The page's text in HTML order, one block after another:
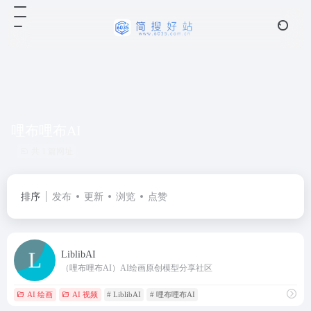
排序 发布 更新 浏览 点赞
LiblibAI
（哩布哩布AI）AI绘画原创模型分享社区
AI 绘画 AI 视频 # LiblibAI # 哩布哩布AI